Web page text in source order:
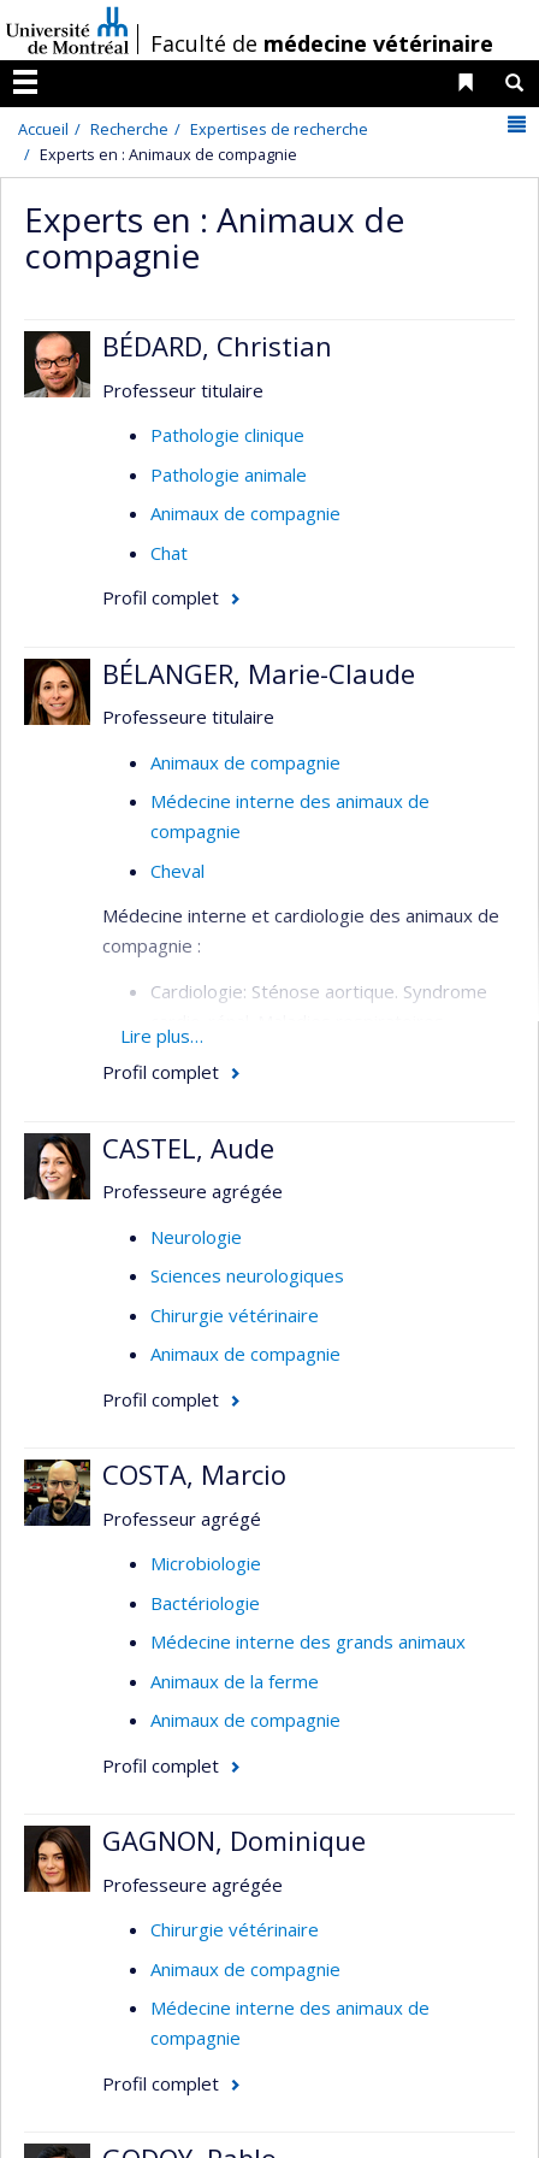
au
contenu
/Faculté de médecine vétérinaire
Menu
Liens
Accueil Recherche
Expertises de recherche
Experts en : Animaux de compagnie
Experts en : Animaux de
compagnie
BÉDARD, Christian
Professeur titulaire
Pathologie clinique
Pathologie animale
Animaux de compagnie
Chat
Profil complet
BÉLANGER, Marie-Claude
Professeure titulaire
Animaux de compagnie
Médecine interne des animaux de
compagnie
Cheval
Médecine interne et cardiologie des animaux de
compagnie :
Cardiologie: Sténose aortique. Syndrome
Hypertension pulmonaire. Thérapie de la
dégénérescence valvulaire
Néphro-urologie : Hypertension.
Lire plus…
Profil complet
CASTEL, Aude
Professeure agrégée
Neurologie
Sciences neurologiques
Chirurgie vétérinaire
Animaux de compagnie
Profil complet
COSTA, Marcio
Professeur agrégé
Microbiologie
Bactériologie
Médecine interne des grands animaux
Animaux de la ferme
Animaux de compagnie
Profil complet
GAGNON, Dominique
Professeure agrégée
Chirurgie vétérinaire
Animaux de compagnie
Médecine interne des animaux de
compagnie
Profil complet